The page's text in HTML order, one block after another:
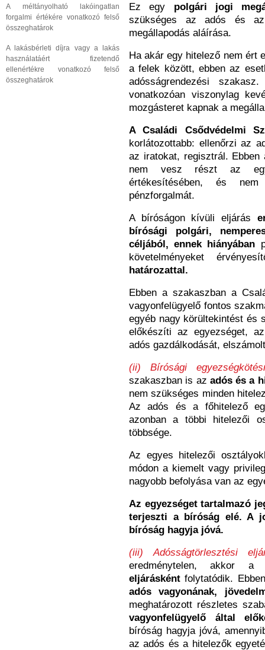
A méltányolható lakóingatlan
forgalmi értékére vonatkozó felső
összeghatárok
A lakásbérleti díjra vagy a lakás
használatáért fizetendő
ellenértékre vonatkozó felső
összeghatárok
Ez egy polgári jogi
szükséges az adós és
megállapodás aláírása.
Ha akár egy hitelező nem ért
a felek között, ebben az
adósságrendezési
vonatkozóan viszonylag
mozgásteret kapnak a
A Családi Csődvédelmi
korlátozottabb: ellenőrzi az
az iratokat, regisztrál. Ebben
nem vesz részt az
értékesítésében, és
pénzforgalmát.
A bíróságon kívüli eljárás
bírósági polgári,
céljából, ennek hiányában
követelményeket
határozattal.
Ebben a szakaszban a
vagyonfelügyelő fontos
egyéb nagy körültekintést és
előkészíti az egyezséget,
adós gazdálkodását,
(ii) Bírósági
szakaszban is az adós és a
nem szükséges minden
Az adós és a főhitelező
azonban a többi hitelezői
többsége.
Az egyes hitelezői
módon a kiemelt vagy
nagyobb befolyása van az
Az egyezséget tartalmazó
terjeszti a bíróság elé. A
bíróság hagyja jóvá.
(iii) Adósságtörlesztési
eredménytelen, akkor
eljárásként folytatódik.
adós vagyonának,
meghatározott részletes
vagyonfelügyelő által
bíróság hagyja jóvá,
az adós és a hitelezők